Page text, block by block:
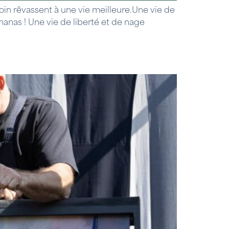
rêvassent à une vie meilleure.Une vie de
! Une vie de liberté et de nage